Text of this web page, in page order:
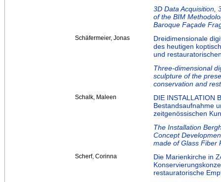
3D Data Acquisition,
of the BIM
Baroque Façade
Schäfermeier, Jonas
Dreidimensionale
des heutigen
und
Three-dimensional
sculpture of the
conservation and
Schalk, Maleen
DIE INSTALLATION
Bestandsaufnahme
zeitgenössischen
The Installation
Concept
made of Glass Fiber
Scherf, Corinna
Die Marienkirche in
restauratorische